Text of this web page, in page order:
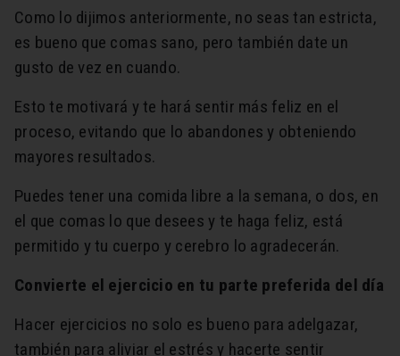
Como lo dijimos anteriormente, no seas tan estricta,
es bueno que comas sano, pero también date un
gusto de vez en cuando.
Esto te motivará y te hará sentir más feliz en el
proceso, evitando que lo abandones y obteniendo
mayores resultados.
Puedes tener una comida libre a la semana, o dos, en
el que comas lo que desees y te haga feliz, está
permitido y tu cuerpo y cerebro lo agradecerán.
Convierte el ejercicio en tu parte preferida del día
Hacer ejercicios no solo es bueno para adelgazar,
también para aliviar el estrés y hacerte sentir